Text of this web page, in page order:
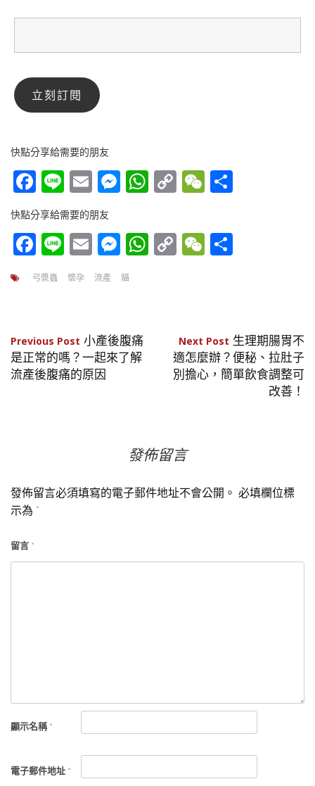
快點分享給需要的朋友
Facebook
LineEmailMessenger
WhatsApp
CopyWeChat
快點分享給需要的朋友
Facebook
LineEmailMessenger
WhatsApp
CopyWeChat
弓漿蟲 懷孕 流產 貓
文
章
Previous Post 小產後腹痛
是正常的嗎？一起來了解
流產後腹痛的原因
Next Post 生理期腸胃不
適怎麼辦？便秘、拉肚子
別擔心，簡單飲食調整可
改善！
發佈留言
發佈留言必須填寫的電子郵件地址不會公開。 必填欄位標
示為 *
留言 *
顯示名稱 *
電子郵件地址 *